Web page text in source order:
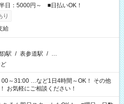
日：5000円～ ■日払いOK！
り
給
)駅 / 表参道駅 / …
31:00 …など1日4時間～OK！ その他
お気軽にご相談ください！